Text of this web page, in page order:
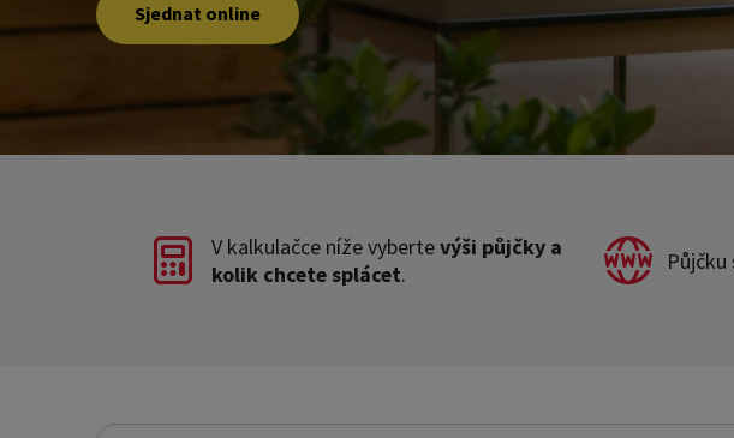
Sjednat online
V kalkulačce níže vybertevýši půjčky a
kolik chcete splácet.